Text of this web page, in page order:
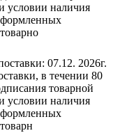
условии наличия
07.12. 2026г.
в течении 80
товарной
условии наличия